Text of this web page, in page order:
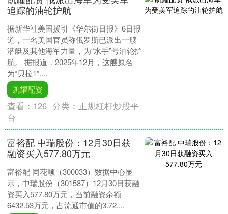
追踪的油轮护航
据新华社美国援引《华尔街日报》6日报
道，一名美国官员称俄罗斯已派出一艘
潜艇及其他海军力量，为“水手”号油轮护
航。 据报道，2025年12月，这艘原名
为“贝拉1”....
凯耀配资
查看： 126 分类： 正规杠杆炒股平
台
富裕配 中瑞股份：12月30日获
融资买入577.80万元
富裕配 同花顺（300033）数据中心显
示，中瑞股份（301587）12月30日获融
资买入577.80万元，当前融资余额
6432.53万元，占流通市值的3.72....